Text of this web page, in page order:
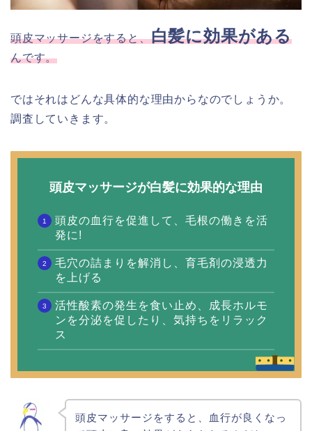
頭皮マッサージをすると、白髪に効果がある
んです。
ではそれはどんな具体的な理由からなのでしょうか。
調査していきます。
頭皮マッサージが白髪に効果的な理由
頭皮の血行を促進して、毛根の働きを活
発に!
毛穴の詰まりを解消し、育毛剤の浸透力
を上げる
活性酸素の発生を食い止め、成長ホルモ
ンを分泌を促したり、気持ちをリラック
ス
頭皮マッサージをすると、血行が良くなっ